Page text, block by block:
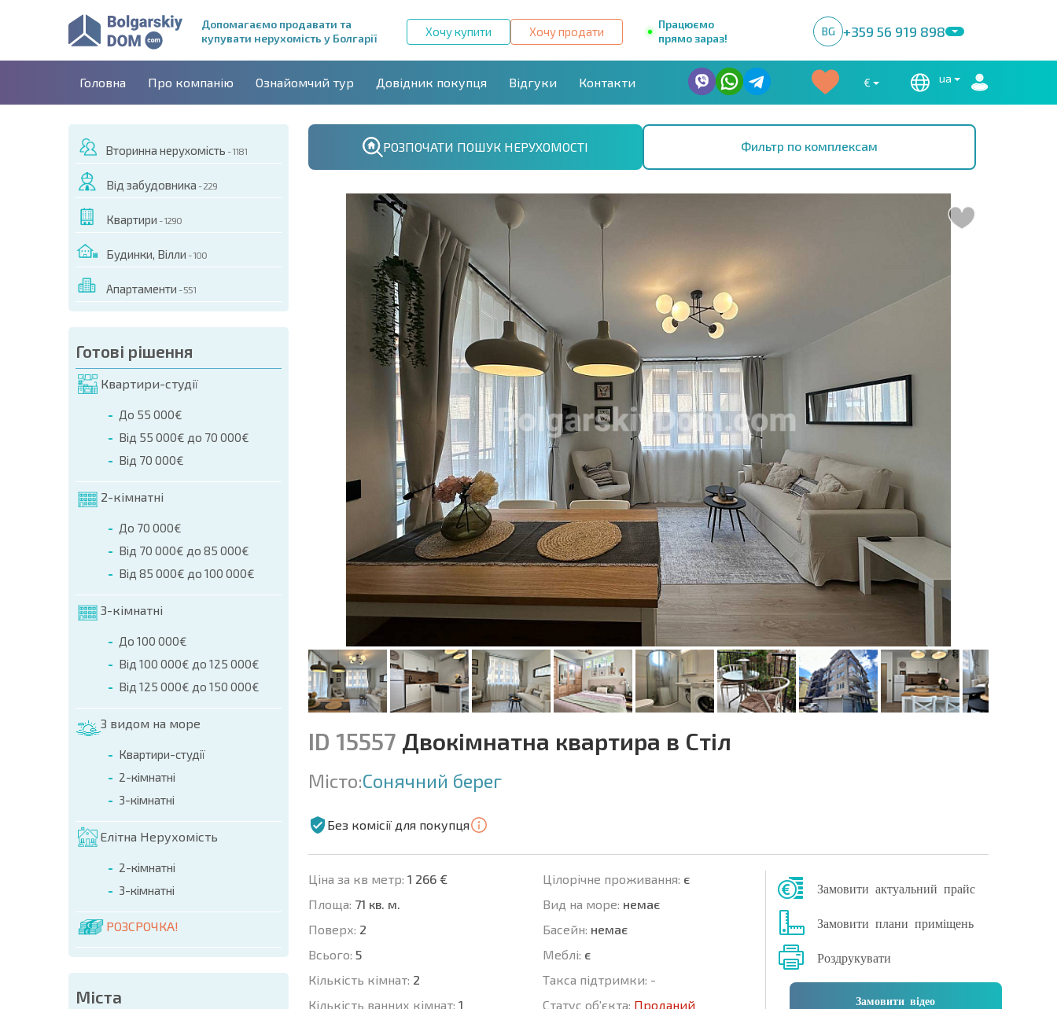
Допомагаємо продавати та
купувати нерухомість у Болгарії
Хочу купити Хочу продати
Працюємо
прямо зараз!
BG +359 56 919 898
Головна Про компанію Ознайомчий тур Довідник покупця Відгуки Контакти € ua
Вторинна нерухомість - 1181
Від забудовника - 229
Квартири - 1290
Будинки, Вілли - 100
Апартаменти - 551
Готові рішення
Квартири-студії
До 55 000€
Від 55 000€ до 70 000€
Від 70 000€
2-кімнатні
До 70 000€
Від 70 000€ до 85 000€
Від 85 000€ до 100 000€
3-кімнатні
До 100 000€
Від 100 000€ до 125 000€
Від 125 000€ до 150 000€
З видом на море
Квартири-студії
2-кімнатні
3-кімнатні
Елітна Нерухомість
2-кімнатні
3-кімнатні
РОЗСРОЧКА!
Міста
РОЗПОЧАТИ ПОШУК НЕРУХОМОСТІ Фильтр по комплексам
ЦЬОГО ОБ'ЄКТА
(Ім'я, E-mail, Телефон)
+359 8 9797 99 03
ID 15557 Двокімнатна квартира в Стіл
Місто:Сонячний берег
Без комісії для покупця
Ціна за кв метр: 1 266 €
Площа: 71 кв. м.
Поверх: 2
Всього: 5
Кількість кімнат: 2
Кількість ванних кімнат: 1
Цілорічне проживання: є
Вид на море: немає
Баcейн: немає
Меблі: є
Такса підтримки: -
Статус об'єкта: Проданий
Замовити актуальний прайс
Замовити плани приміщень
Роздрукувати
Замовити відео